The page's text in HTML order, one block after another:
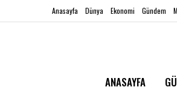
Anasayfa Dünya Ekonomi Gündem
ANASAYFA